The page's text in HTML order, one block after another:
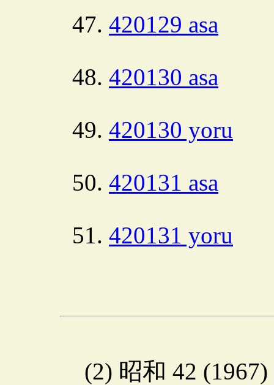
420129 asa
420130 asa
420130 yoru
420131 asa
420131 yoru
(2) 昭和 42